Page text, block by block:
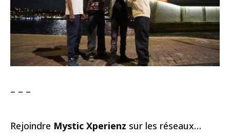
– – –
Rejoindre Mystic Xperienz sur les réseaux…